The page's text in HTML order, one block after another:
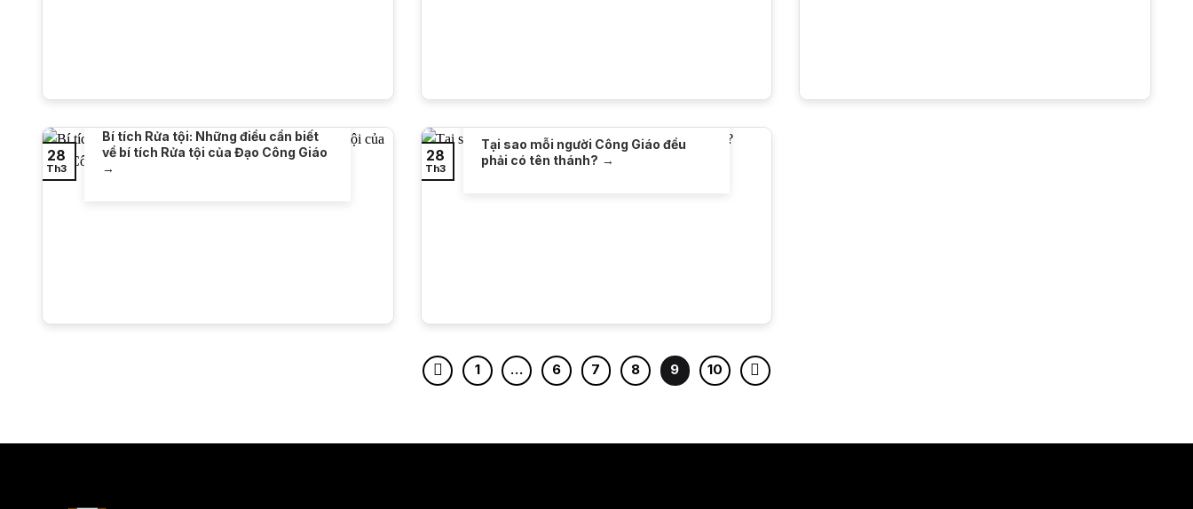
Bí tích Rửa tội: Những điều cần biết
về bí tích Rửa tội của Đạo Công Giáo
28
Th3
Tại sao mỗi người Công Giáo đều
phải có tên thánh?
28
Th3
1 … 6 7 8 9 10